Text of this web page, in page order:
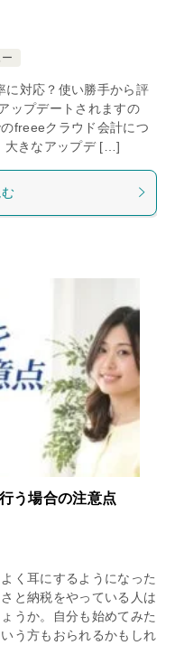
に対応？使い勝手から評
ップデートされますの
freeeクラウド会計につ
大きなアップデ […]
う場合の注意点
く耳にするようになった
と納税をやっている人は
うか。自分も始めてみた
う方もおられるかもしれ